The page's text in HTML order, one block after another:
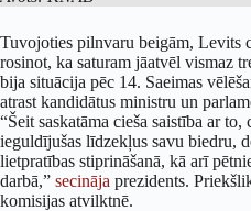
Tuvojoties pilnvaru beigām, Levits
rosinot, ka saturam jāatvēl vismaz
bija situācija pēc 14. Saeimas
atrast kandidātus ministru un
“Šeit saskatāma cieša saistība ar
ieguldījušas līdzekļus savu biedru,
lietpratības stiprināšanā, kā arī
darbā,” secināja prezidents.
komisijas atvilktnē.